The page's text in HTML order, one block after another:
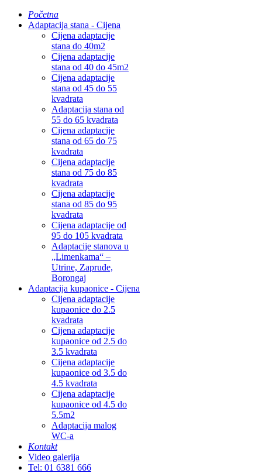
Početna
Adaptacija stana - Cijena
Cijena adaptacije
stana do 40m2
Cijena adaptacije
stana od 40 do 45m2
Cijena adaptacije
stana od 45 do 55
kvadrata
Adaptacija stana od
55 do 65 kvadrata
Cijena adaptacije
stana od 65 do 75
kvadrata
Cijena adaptacije
stana od 75 do 85
kvadrata
Cijena adaptacije
stana od 85 do 95
kvadrata
Cijena adaptacije od
95 do 105 kvadrata
Adaptacije stanova u
„Limenkama“ –
Utrine, Zapruđe,
Borongaj
Adaptacija kupaonice - Cijena
Cijena adaptacije
kupaonice do 2.5
kvadrata
Cijena adaptacije
kupaonice od 2.5 do
3.5 kvadrata
Cijena adaptacije
kupaonice od 3.5 do
4.5 kvadrata
Cijena adaptacije
kupaonice od 4.5 do
5.5m2
Adaptacija malog
WC-a
Kontakt
Video galerija
Tel: 01 6381 666